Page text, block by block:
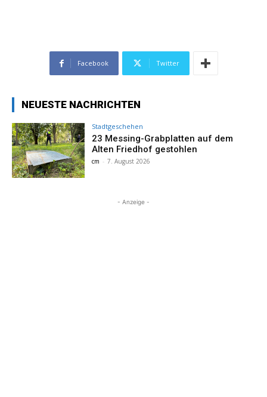
Facebook Twitter
NEUESTE NACHRICHTEN
Stadtgeschehen
23 Messing-Grabplatten auf dem
Alten Friedhof gestohlen
cm - 7. August 2026
- Anzeige -